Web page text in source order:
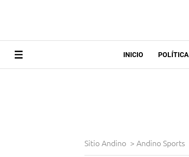
INICIO POLÍTICA
Sitio Andino > Andino Sports